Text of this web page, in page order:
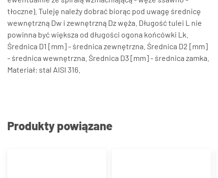
tłoczne). Tuleję należy dobrać biorąc pod uwagę średnicę
wewnętrzną Dw i zewnętrzną Dz węża. Długość tulei L nie
powinna być większa od długości ogona końcówki Lk.
Średnica D1 [mm] - średnica zewnętrzna. Średnica D2 [mm]
- średnica wewnętrzna. Średnica D3 [mm] - średnica zamka.
Materiał: stal AISI 316.
Produkty powiązane